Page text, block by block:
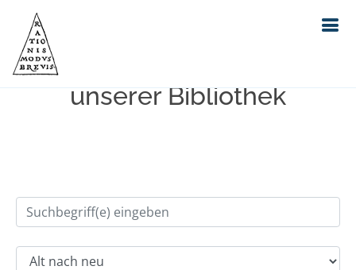
Einfache Suche im Bestand
unserer Bibliothek